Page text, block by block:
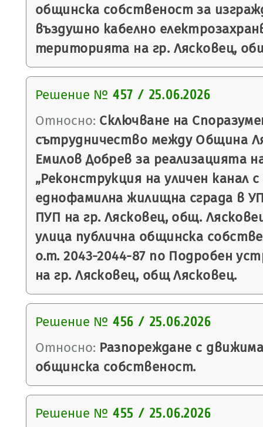
общинска собственост за
въздушно кабелно
територията на гр. Лясковец,
Решение № 457 / 25.06.2026
Относно: Сключване на
сътрудничество между Община
Емилов Добрев за реализацията
„Реконструкция на уличен канал
еднофамилна жилищна сграда в
ПУП на гр. Лясковец, общ.
улица публична общинска
о.т. 2043-2044-87 по Подробен
на гр. Лясковец, общ Лясковец.
Решение № 456 / 25.06.2026
Относно: Разпореждане с
общинска собственост.
Решение № 455 / 25.06.2026